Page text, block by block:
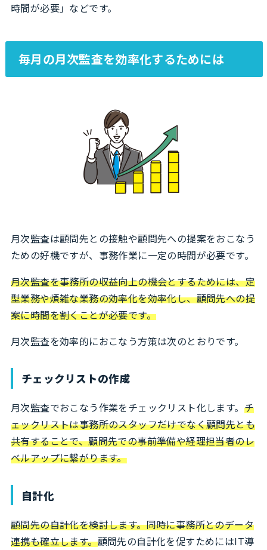
時間が必要」などです。
毎月の月次監査を効率化するためには
月次監査は顧問先との接触や顧問先への提案をおこなう
ための好機ですが、事務作業に一定の時間が必要です。
月次監査を事務所の収益向上の機会とするためには、定
型業務や煩雑な業務の効率化を効率化し、顧問先への提
案に時間を割くことが必要です。
月次監査を効率的におこなう方策は次のとおりです。
チェックリストの作成
月次監査でおこなう作業をチェックリスト化します。 チ
ェックリストは事務所のスタッフだけでなく顧問先とも
共有することで、顧問先での事前準備や経理担当者のレ
ベルアップに繋がります。
自計化
顧問先の自計化を検討します。同時に事務所とのデータ
連携も確立します。顧問先の自計化を促すためにはIT導